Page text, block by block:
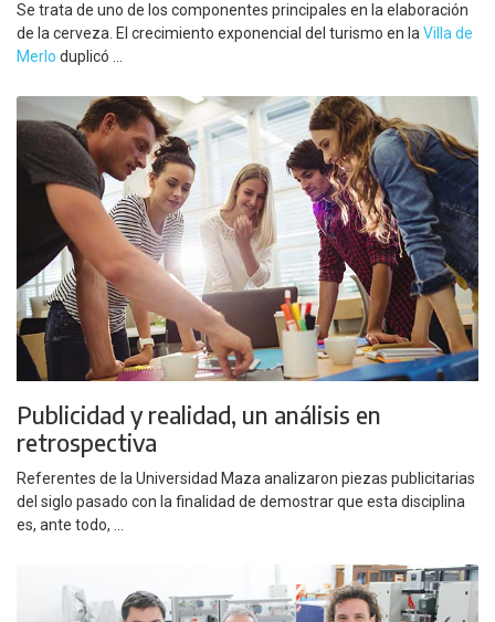
Se trata de uno de los componentes principales en la elaboración
de la cerveza. El crecimiento exponencial del turismo en la Villa de
Merlo duplicó ...
Publicidad y realidad, un análisis en
retrospectiva
Referentes de la Universidad Maza analizaron piezas publicitarias
del siglo pasado con la finalidad de demostrar que esta disciplina
es, ante todo, ...